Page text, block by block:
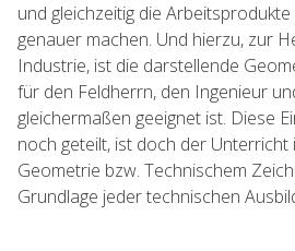
und gleichzeitig die
genauer machen. Und hierzu, zur
Industrie, ist die darstellende
für den Feldherrn, den Ingenieur
gleichermaßen geeignet ist. Diese
noch geteilt, ist doch der
Geometrie bzw. Technischem
Grundlage jeder technischen